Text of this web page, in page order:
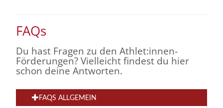
FAQs
Du hast Fragen zu den Athlet:innen-
Förderungen? Vielleicht findest du hier
schon deine Antworten.
FAQS ALLGEMEIN